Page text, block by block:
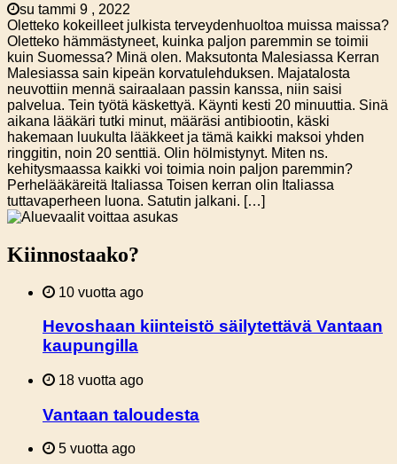
su tammi 9 , 2022
Oletteko kokeilleet julkista terveydenhuoltoa muissa maissa?
Oletteko hämmästyneet, kuinka paljon paremmin se toimii
kuin Suomessa? Minä olen. Maksutonta Malesiassa Kerran
Malesiassa sain kipeän korvatulehduksen. Majatalosta
neuvottiin mennä sairaalaan passin kanssa, niin saisi
palvelua. Tein työtä käskettyä. Käynti kesti 20 minuuttia. Sinä
aikana lääkäri tutki minut, määräsi antibiootin, käski
hakemaan luukulta lääkkeet ja tämä kaikki maksoi yhden
ringgitin, noin 20 senttiä. Olin hölmistynyt. Miten ns.
kehitysmaassa kaikki voi toimia noin paljon paremmin?
Perhelääkäreitä Italiassa Toisen kerran olin Italiassa
tuttavaperheen luona. Satutin jalkani. […]
Kiinnostaako?
10 vuotta ago
Hevoshaan kiinteistö säilytettävä Vantaan
kaupungilla
18 vuotta ago
Vantaan taloudesta
5 vuotta ago